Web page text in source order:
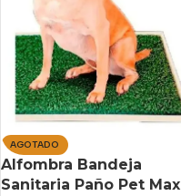
AGOTADO
Alfombra Bandeja
Sanitaria Paño Pet Max